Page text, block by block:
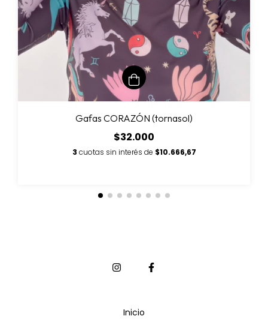
Gafas CORAZÓN (tornasol)
$32.000
3 cuotas sin interés de $10.666,67
Inicio